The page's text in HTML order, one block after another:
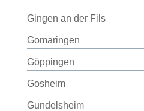
Gingen an der Fils
Gomaringen
Göppingen
Gosheim
Gundelsheim